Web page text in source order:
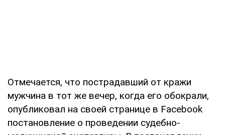
Отмечается, что пострадавший от кражи
мужчина в тот же вечер, когда его обокрали,
опубликовал на своей странице в Facebook
постановление о проведении судебно-